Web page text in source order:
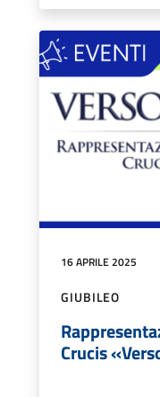
16 APRILE 2025
GIUBILEO
Crucis